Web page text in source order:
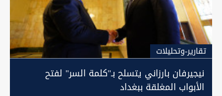
تقارير-وتحليلات
نيجيرفان بارزاني يتسلح بـ"كلمة السر" لفتح
الأبواب المغلقة ببغداد